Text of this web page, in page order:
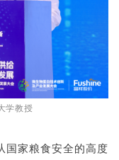
学教授
国家粮食安全的高度